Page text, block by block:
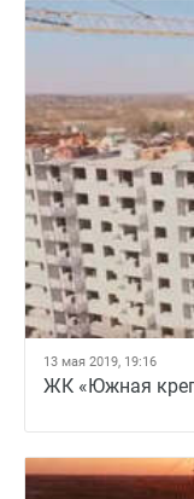
13 мая 2019, 19:16
ЖК «Южная